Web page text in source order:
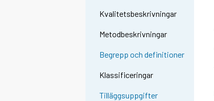
Kvalitetsbeskrivningar
Metodbeskrivningar
Begrepp och definitioner
Klassificeringar
Tilläggsuppgifter